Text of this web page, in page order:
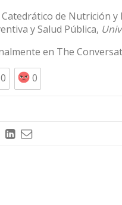
Catedrático de Nutrición
y Salud Pública,
en The
0 0